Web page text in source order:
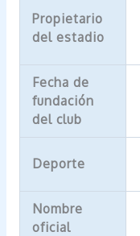
Propietario
del estadio
Fecha de
fundación
del club
Deporte
Nombre
oficial